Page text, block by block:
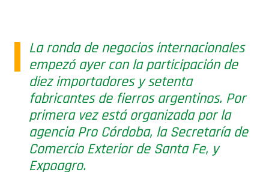
empezó ayer con la participación de
diez importadores y setenta
fabricantes de fierros argentinos. Por
primera vez está organizada por la
agencia Pro Córdoba, la Secretaría de
Comercio Exterior de Santa Fe, y
Expoagro.